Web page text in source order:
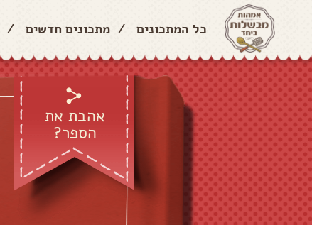
כל המתכונים / מתכונים חדשים /
אהבת את
הספר?